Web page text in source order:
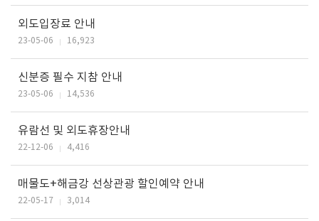
외도입장료 안내
23-05-06 16,923
신분증 필수 지참 안내
23-05-06 14,536
유람선 및 외도휴장안내
22-12-06 4,416
매물도+해금강 선상관광 할인예약 안내
22-05-17 3,014